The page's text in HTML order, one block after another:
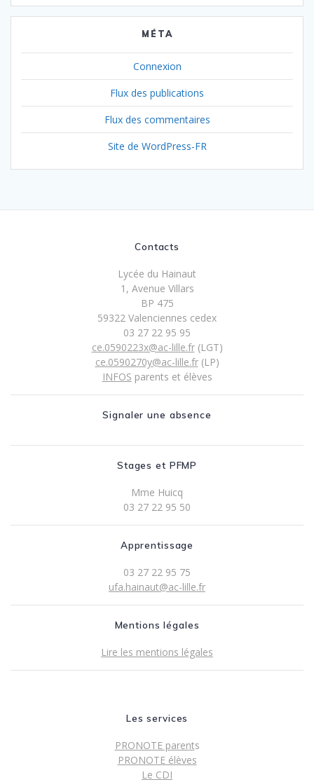
MÉTA
Connexion
Flux des publications
Flux des commentaires
Site de WordPress-FR
Contacts
Lycée du Hainaut
1, Avenue Villars
BP 475
59322 Valenciennes cedex
03 27 22 95 95
ce.0590223x@ac-lille.fr(LGT)
ce.0590270y@ac-lille.fr(LP)
INFOS parents et élèves
Signaler une absence
Stages et PFMP
Mme Huicq
03 27 22 95 50
Apprentissage
03 27 22 95 75
ufa.hainaut@ac-lille.fr
Mentions légales
Lire les mentions légales
Les services
PRONOTE parents
PRONOTE élèves
Le CDI